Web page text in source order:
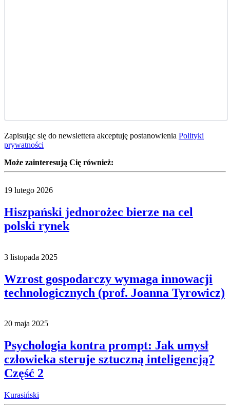
Zapisując się do newslettera akceptuję postanowienia Polityki
prywatności
Może zainteresują Cię również:
19 lutego 2026
Hiszpański jednorożec bierze na cel
polski rynek
3 listopada 2025
Wzrost gospodarczy wymaga innowacji
technologicznych (prof. Joanna Tyrowicz)
20 maja 2025
Psychologia kontra prompt: Jak umysł
człowieka steruje sztuczną inteligencją?
Część 2
Kurasiński